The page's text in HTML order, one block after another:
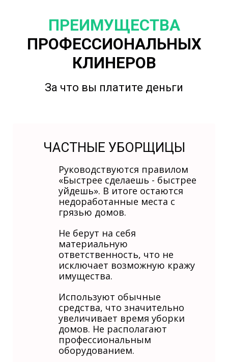
ПРЕИМУЩЕСТВА
ПРОФЕССИОНАЛЬНЫХ
КЛИНЕРОВ
За что вы платите деньги
ЧАСТНЫЕ УБОРЩИЦЫ
Руководствуются правилом
«Быстрее сделаешь - быстрее
уйдешь». В итоге остаются
недоработанные места с
грязью домов.
Не берут на себя
материальную
ответственность, что не
исключает возможную кражу
имущества.
Используют обычные
средства, что значительно
увеличивает время уборки
домов. Не располагают
профессиональным
оборудованием.